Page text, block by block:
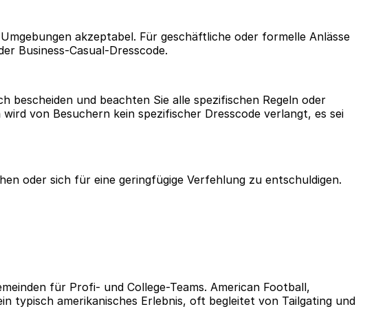
akzeptabel. Für geschäftliche oder formelle Anlässe
Business-Casual-Dresscode.
bescheiden und beachten Sie alle spezifischen Regeln oder
von Besuchern kein spezifischer Dresscode verlangt, es sei
oder sich für eine geringfügige Verfehlung zu entschuldigen.
für Profi- und College-Teams. American Football,
typisch amerikanisches Erlebnis, oft begleitet von Tailgating und